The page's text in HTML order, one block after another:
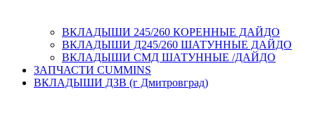
ВКЛАДЫШИ 245/260 КОРЕННЫЕ ДАЙДО
ВКЛАДЫШИ Д245/260 ШАТУННЫЕ ДАЙДО
ВКЛАДЫШИ СМД ШАТУННЫЕ /ДАЙДО
ЗАПЧАСТИ CUMMINS
ВКЛАДЫШИ ДЗВ (г Дмитровград)